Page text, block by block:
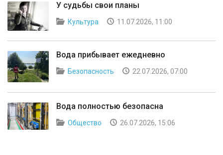
У судьбы свои планы
Культура 11.07.2026, 11:00
Вода прибывает ежедневно
Безопасность 22.07.2026, 07:00
Вода полностью безопасна
Общество 26.07.2026, 15:06